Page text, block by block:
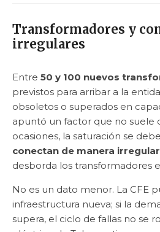
Transformadores y
irregulares
Entre 50 y 100 nuevos
previstos para arribar a la
obsoletos o superados en
apuntó un factor que no suele
ocasiones, la saturación se
conectan de manera irregular
desborda los transformadores
No es un dato menor. La CFE
infraestructura nueva; si la
supera, el ciclo de fallas no se